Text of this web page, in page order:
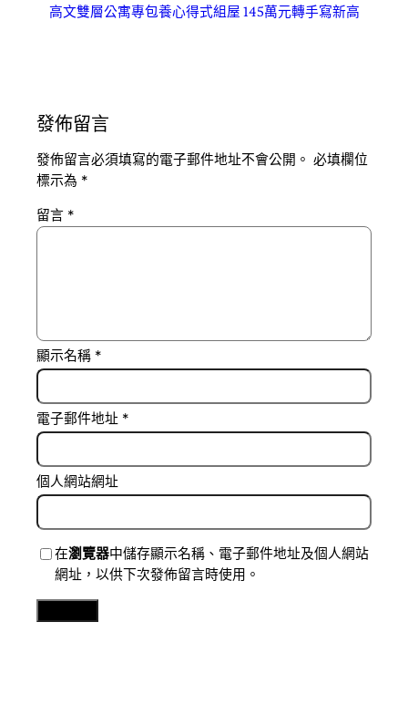
高文雙層公寓專包養心得式組屋 145萬元轉手寫新高
發佈留言
發佈留言必須填寫的電子郵件地址不會公開。 必填欄位
標示為 *
留言 *
顯示名稱 *
電子郵件地址 *
個人網站網址
在瀏覽器中儲存顯示名稱、電子郵件地址及個人網站
網址，以供下次發佈留言時使用。